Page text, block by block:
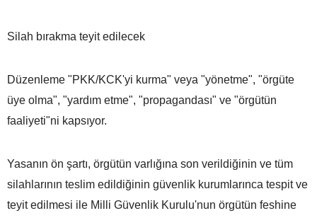
Silah bırakma teyit edilecek
Düzenleme "PKK/KCK'yi kurma" veya "yönetme", "örgüte
üye olma", "yardım etme", "propagandası" ve "örgütün
faaliyeti"ni kapsıyor.
Yasanın ön şartı, örgütün varlığına son verildiğinin ve tüm
silahlarının teslim edildiğinin güvenlik kurumlarınca tespit ve
teyit edilmesi ile Milli Güvenlik Kurulu'nun örgütün feshine